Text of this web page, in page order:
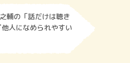
輔の「話だけは聴き
人になめられやすい